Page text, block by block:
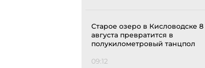
Старое озеро в Кисловодске 8
августа превратится в
полукилометровый танцпол
09:12